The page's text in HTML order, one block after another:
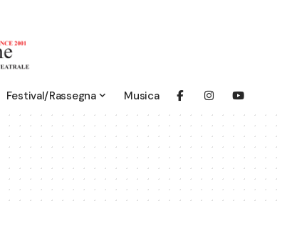
Festival/Rassegna Musica